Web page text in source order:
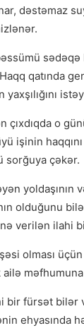
dəstəmaz
qatında
çıxdıqda o
işinin
sorğuya çəkər.
yoldaşının
olduğunu
verilən ilahi
olması
bir fürsət bilər
ehyasında